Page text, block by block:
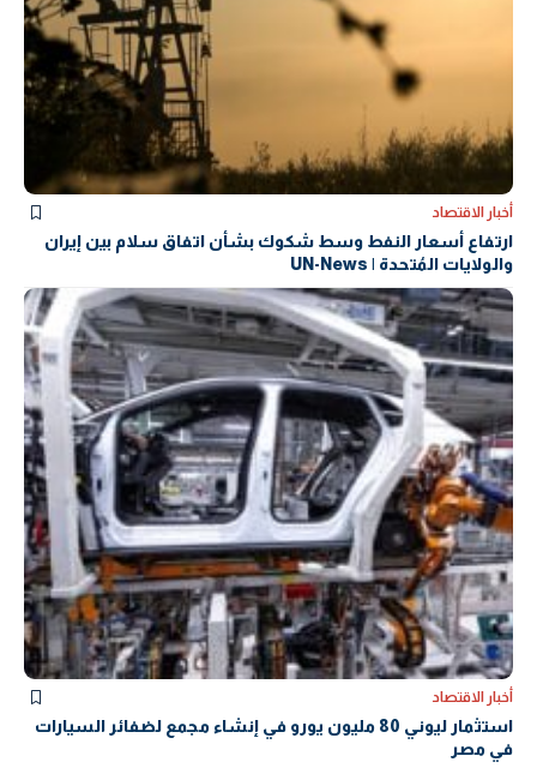
أخبار الاقتصاد
ارتفاع أسعار النفط وسط شكوك بشأن اتفاق سلام بين إيران
والولايات المُتحدة | UN-News
أخبار الاقتصاد
استثمار ليوني 80 مليون يورو في إنشاء مجمع لضفائر السيارات
في مصر